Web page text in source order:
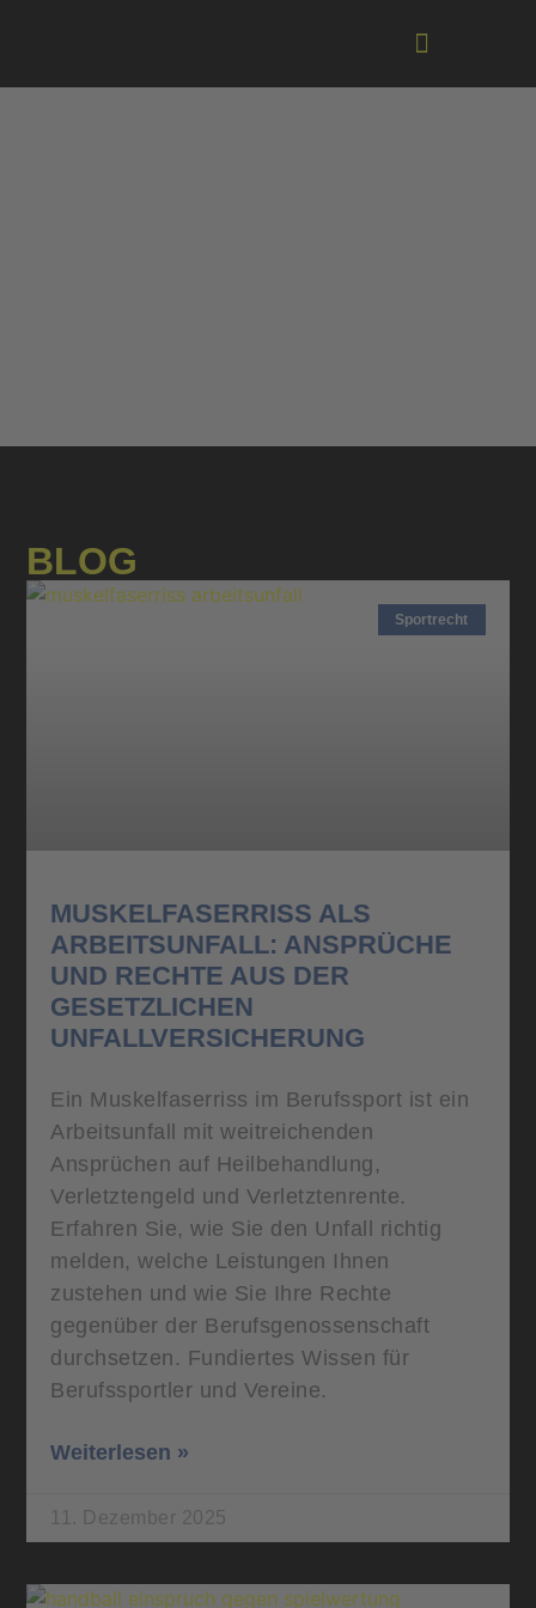
BLOG
Sportrecht
MUSKELFASERRISS ALS
ARBEITSUNFALL: ANSPRÜCHE
UND RECHTE AUS DER
GESETZLICHEN
UNFALLVERSICHERUNG
Ein Muskelfaserriss im Berufssport ist ein
Arbeitsunfall mit weitreichenden
Ansprüchen auf Heilbehandlung,
Verletztengeld und Verletztenrente.
Erfahren Sie, wie Sie den Unfall richtig
melden, welche Leistungen Ihnen
zustehen und wie Sie Ihre Rechte
gegenüber der Berufsgenossenschaft
durchsetzen. Fundiertes Wissen für
Berufssportler und Vereine.
Weiterlesen »
11. Dezember 2025